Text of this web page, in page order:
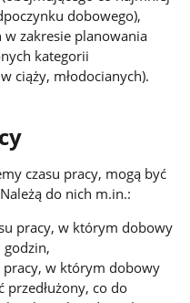
dobowego),
zakresie planowania
kategorii
ciąży, młodocianych).
czasu pracy, mogą być
do nich m.in.:
pracy, w którym dobowy
pracy, w którym dobowy
przedłużony, co do